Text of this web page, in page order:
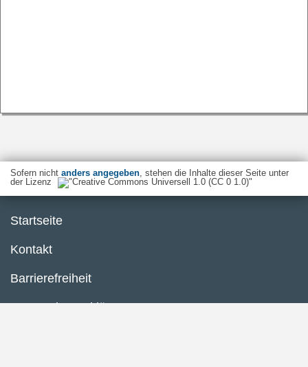
Sofern nicht anders angegeben, stehen die Inhalte dieser Seite unter
der Lizenz
Startseite
Kontakt
Barrierefreiheit
Datenschutzerklärung